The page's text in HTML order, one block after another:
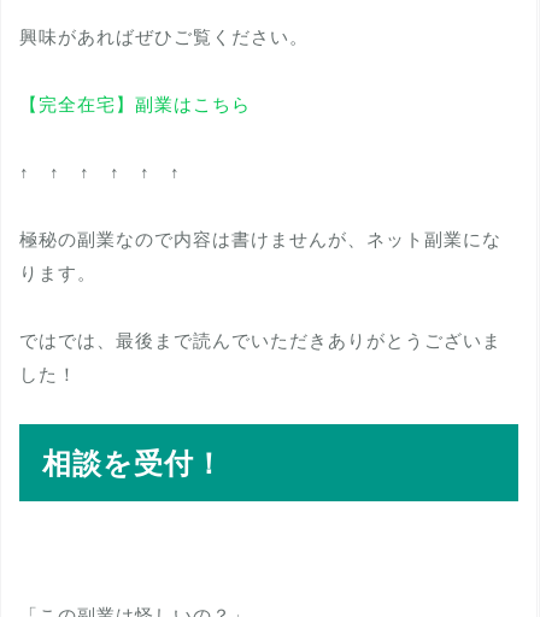
興味があればぜひご覧ください。
【完全在宅】副業はこちら
↑ ↑ ↑ ↑ ↑ ↑
極秘の副業なので内容は書けませんが、ネット副業にな
ります。
ではでは、最後まで読んでいただきありがとうございま
した！
相談を受付！